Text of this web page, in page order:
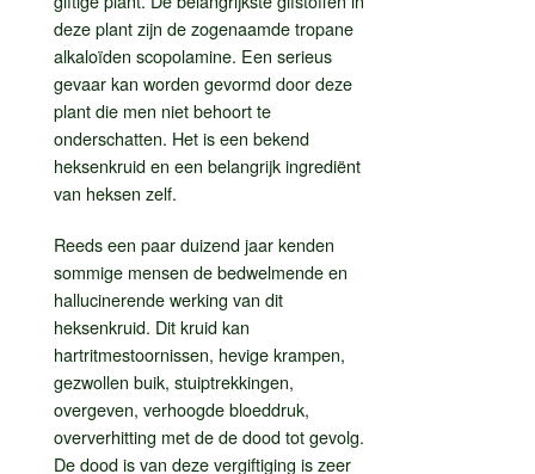
deze plant zijn de zogenaamde tropane
alkaloïden scopolamine. Een serieus
gevaar kan worden gevormd door deze
plant die men niet behoort te
onderschatten. Het is een bekend
heksenkruid en een belangrijk ingrediënt
van heksen zelf.
Reeds een paar duizend jaar kenden
sommige mensen de bedwelmende en
hallucinerende werking van dit
heksenkruid. Dit kruid kan
hartritmestoornissen, hevige krampen,
gezwollen buik, stuiptrekkingen,
overgeven, verhoogde bloeddruk,
oververhitting met de de dood tot gevolg.
De dood is van deze vergiftiging is zeer